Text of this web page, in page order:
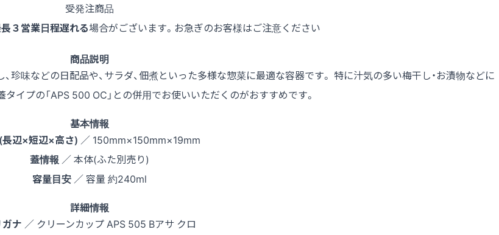
受発注商品
３営業日程遅れる場合がございます。お急ぎのお客様はご注意ください
商品説明
珍味などの日配品や、サラダ、佃煮といった多様な惣菜に最適な容器です。 特に汁気の多い梅干し・お漬物などに
イプの「APS 500 OC」との併用でお使いいただくのがおすすめです。
基本情報
辺×短辺×高さ) ／ 150mm×150mm×19mm
蓋情報 ／ 本体(ふた別売り)
容量目安 ／ 容量 約240ml
詳細情報
ナ ／ クリーンカップ APS 505 Bアサ クロ